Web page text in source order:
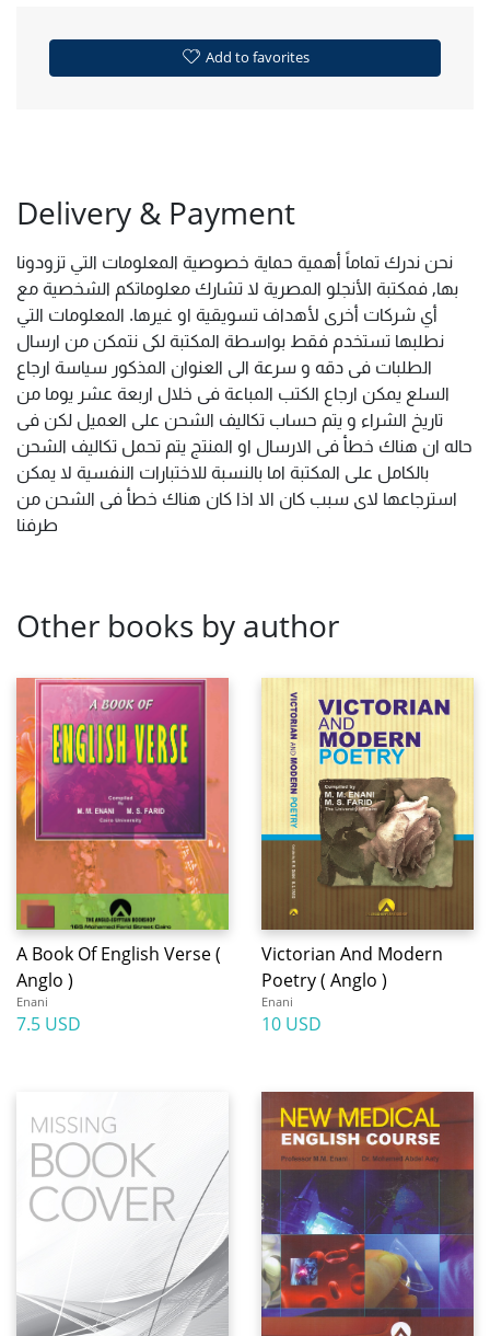
Add to favorites
Delivery & Payment
نحن ندرك تماماً أهمية حماية خصوصية المعلومات التي تزودونا
بها, فمكتبة الأنجلو المصرية لا تشارك معلوماتكم الشخصية مع
أي شركات أخرى لأهداف تسويقية او غيرها. المعلومات التي
نطلبها تستخدم فقط بواسطة المكتبة لكى نتمكن من ارسال
الطلبات فى دقه و سرعة الى العنوان المذكور سياسة ارجاع
السلع يمكن ارجاع الكتب المباعة فى خلال اربعة عشر يوما من
تاريخ الشراء و يتم حساب تكاليف الشحن على العميل لكن فى
حاله ان هناك خطأ فى الارسال او المنتج يتم تحمل تكاليف الشحن
بالكامل على المكتبة اما بالنسبة للاختبارات النفسية لا يمكن
استرجاعها لاى سبب كان الا اذا كان هناك خطأ فى الشحن من
طرفنا
Other books by author
A Book Of English Verse (
Anglo )
Enani
7.5 USD
Victorian And Modern
Poetry ( Anglo )
Enani
10 USD